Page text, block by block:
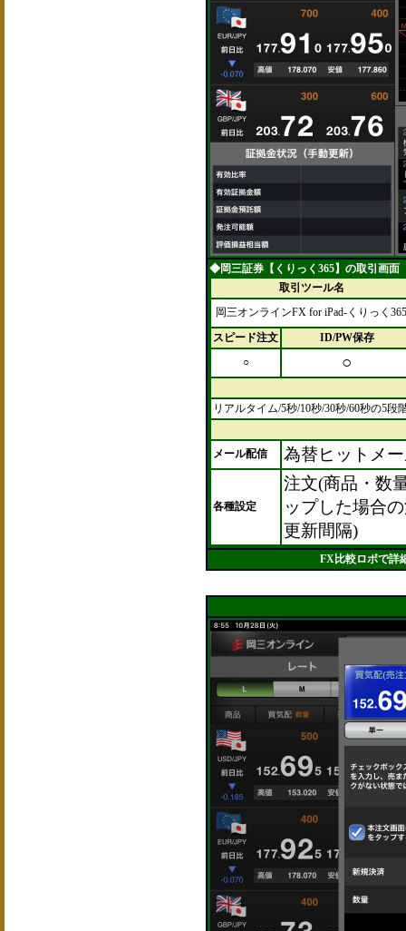
◆岡三証券【くりっく365】の取引画面
取引ツール名
岡三オンラインFX for iPad‐くりっく365
スピード注文
ID/PW保存
○
○
リアルタイム/5秒/10秒/30秒/60秒の5段
メール配信 為替ヒットメ
各種設定
注文(商品・数
ップした場合
更新間隔)
FX比較ロボで詳